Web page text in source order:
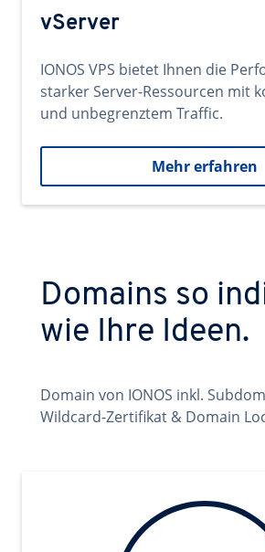
vServer
IONOS VPS bietet Ihnen die
starker Server-Ressourcen mit
und unbegrenztem Traffic.
Mehr erfahren
Domains so
wie Ihre Ideen.
Domain von IONOS inkl.
Wildcard-Zertifikat & Domain